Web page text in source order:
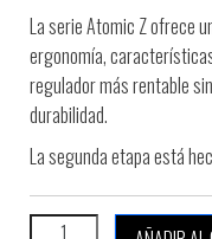
La serie Atomic Z ofrece
ergonomía,
regulador más rentable
durabilidad.
La segunda etapa está
ATOMIC AQUATICS Z3